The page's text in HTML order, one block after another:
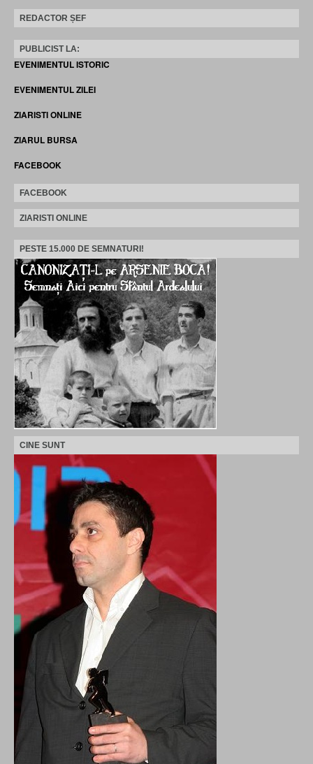
REDACTOR ȘEF
PUBLICIST LA:
EVENIMENTUL ISTORIC
EVENIMENTUL ZILEI
ZIARISTI ONLINE
ZIARUL BURSA
FACEBOOK
FACEBOOK
ZIARISTI ONLINE
PESTE 15.000 DE SEMNATURI!
CINE SUNT